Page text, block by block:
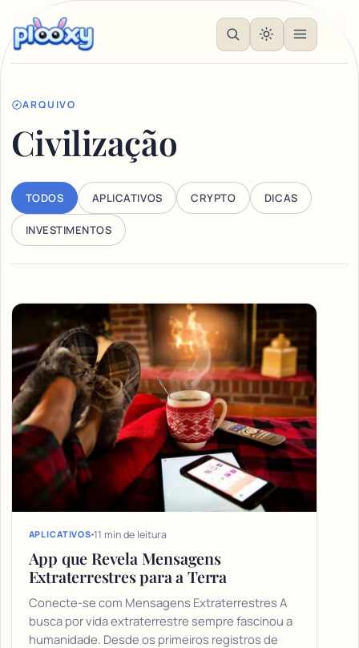
ARQUIVO
Civilização
TODOS APLICATIVOS CRYPTO DICAS
INVESTIMENTOS
Articles
APLICATIVOS 11 min de leitura
App que Revela Mensagens
Extraterrestres para a Terra
Conecte-se com Mensagens Extraterrestres A
busca por vida extraterrestre sempre fascinou a
humanidade. Desde os primeiros registros de